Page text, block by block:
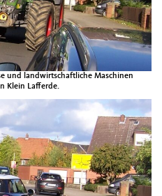
und landwirtschaftliche Maschinen
Klein Lafferde.